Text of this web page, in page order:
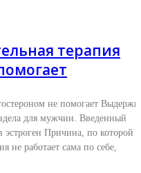
терапия
не помогает
для мужчин. Введенный
эстроген Причина, по которой
не работает сама по себе,